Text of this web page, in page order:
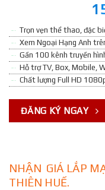
Trọn vẹn thể thao, đặc
Xem Ngoại Hạng Anh
Gần 100 kênh truyền
Hỗ trợ TV, Box, Mobile,
Chất lượng Full HD
ĐĂNG KÝ NGAY
NHẬN GIÁ LẮP
THIÊN HUẾ.